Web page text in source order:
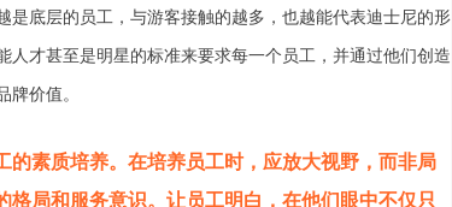
底层的员工，与游客接触的越多，也越能代表迪士尼的形
才甚至是明星的标准来要求每一个员工，并通过他们创造
价值。
素质培养。在培养员工时，应放大视野，而非局
局和服务意识。让员工明白，在他们眼中不仅只